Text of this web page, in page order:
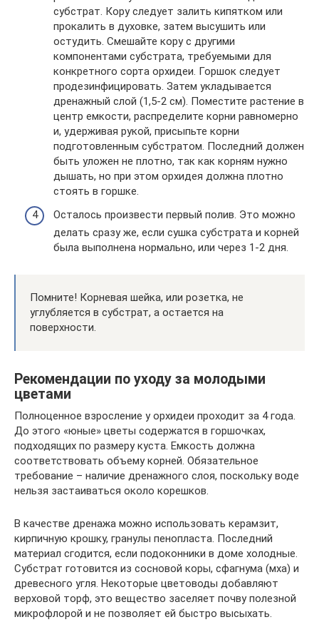
субстрат. Кору следует залить кипятком или
прокалить в духовке, затем высушить или
остудить. Смешайте кору с другими
компонентами субстрата, требуемыми для
конкретного сорта орхидеи. Горшок следует
продезинфицировать. Затем укладывается
дренажный слой (1,5-2 см). Поместите растение в
центр емкости, распределите корни равномерно
и, удерживая рукой, присыпьте корни
подготовленным субстратом. Последний должен
быть уложен не плотно, так как корням нужно
дышать, но при этом орхидея должна плотно
стоять в горшке.
Осталось произвести первый полив. Это можно
делать сразу же, если сушка субстрата и корней
была выполнена нормально, или через 1-2 дня.
Помните! Корневая шейка, или розетка, не
углубляется в субстрат, а остается на
поверхности.
Рекомендации по уходу за молодыми
цветами
Полноценное взросление у орхидеи проходит за 4 года.
До этого «юные» цветы содержатся в горшочках,
подходящих по размеру куста. Емкость должна
соответствовать объему корней. Обязательное
требование – наличие дренажного слоя, поскольку воде
нельзя застаиваться около корешков.
В качестве дренажа можно использовать керамзит,
кирпичную крошку, гранулы пенопласта. Последний
материал сгодится, если подоконники в доме холодные.
Субстрат готовится из сосновой коры, сфагнума (мха) и
древесного угля. Некоторые цветоводы добавляют
верховой торф, это вещество заселяет почву полезной
микрофлорой и не позволяет ей быстро высыхать.